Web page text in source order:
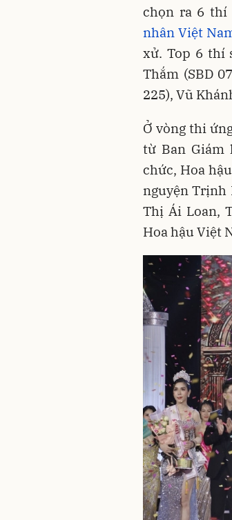
chọn ra 6 thí
nhân Việt
xử. Top 6 thí
Thắm (SBD
225), Vũ
Ở vòng thi
từ Ban Giám
chức, Hoa
nguyện Trịnh
Thị Ái Loan,
Hoa hậu Việt